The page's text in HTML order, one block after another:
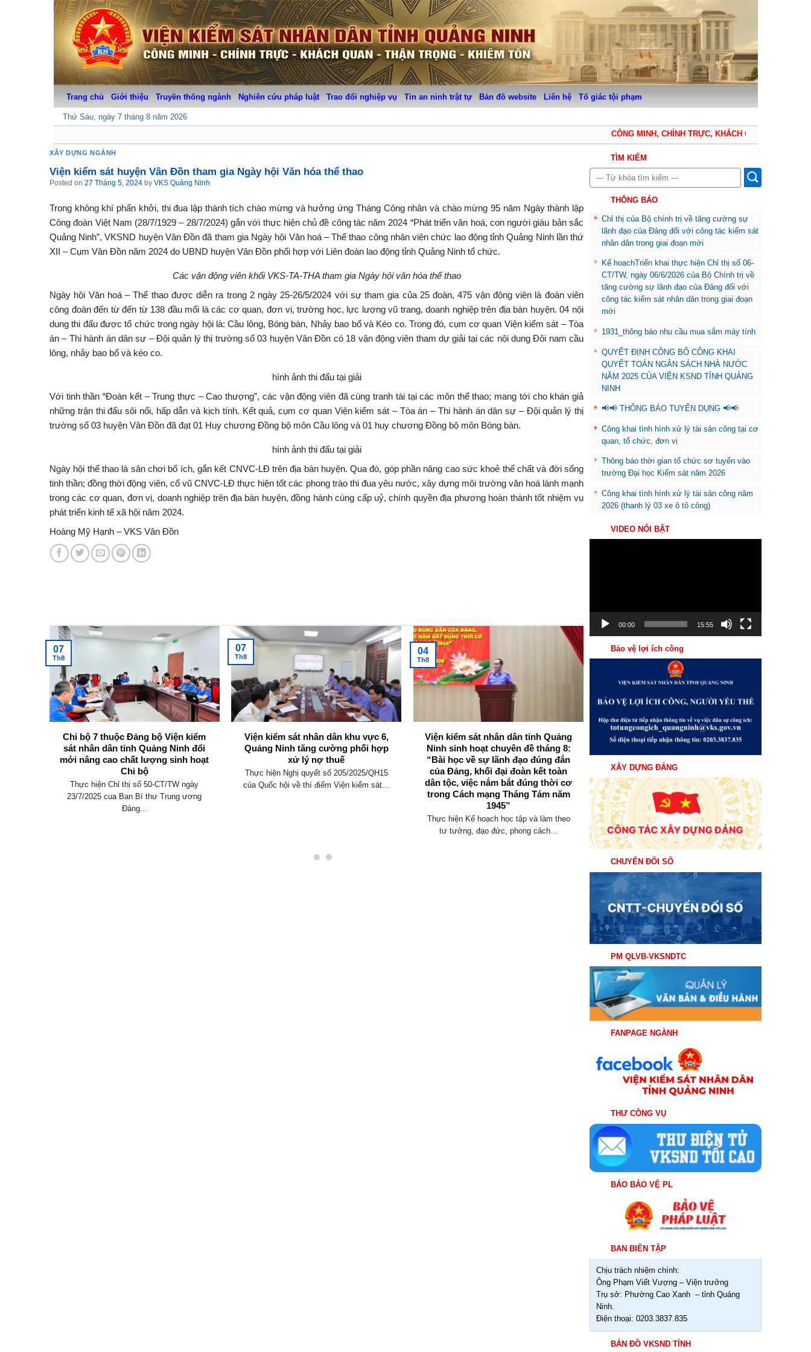
Trang chủ Giới thiệu Truyền thống ngành Nghiên cứu pháp luật Trao đổi nghiệp vụ Tin an ninh trật tự Bản đồ website Liên hệ Tố giác tội phạm
Thứ Sáu, ngày 7 tháng 8 năm 2026
CÔNG MINH, CHÍNH TRỰC, KHÁCH QUAN, THẬN
XÂY DỰNG NGÀNH
Viện kiểm sát huyện Vân Đồn tham gia Ngày hội Văn hóa thể thao
Posted on 27 Tháng 5, 2024 by VKS Quảng Ninh
Trong không khí phấn khởi, thi đua lập thành tích chào mừng và hưởng ứng Tháng Công nhân và chào mừng 95 năm Ngày thành lập
Công đoàn Việt Nam (28/7/1929 – 28/7/2024) gắn với thực hiện chủ đề công tác năm 2024 “Phát triển văn hoá, con người giàu bản sắc
Quảng Ninh”, VKSND huyện Vân Đồn đã tham gia Ngày hội Văn hoá – Thể thao công nhân viên chức lao động tỉnh Quảng Ninh lần thứ
XII – Cụm Vân Đồn năm 2024 do UBND huyện Vân Đồn phối hợp với Liên đoàn lao động tỉnh Quảng Ninh tổ chức.
Các vận động viên khối VKS-TA-THA tham gia Ngày hội văn hóa thể thao
Ngày hội Văn hoá – Thể thao được diễn ra trong 2 ngày 25-26/5/2024 với sự tham gia của 25 đoàn, 475 vận động viên là đoàn viên
công đoàn đến từ đến từ 138 đầu mối là các cơ quan, đơn vị, trường học, lực lượng vũ trang, doanh nghiệp trên địa bàn huyện. 04 nội
dung thi đấu được tổ chức trong ngày hội là: Cầu lông, Bóng bàn, Nhảy bao bố và Kéo co. Trong đó, cụm cơ quan Viện kiểm sát – Tòa
án – Thi hành án dân sự – Đội quản lý thị trường số 03 huyện Vân Đồn có 18 vận động viên tham dự giải tại các nội dung Đôi nam cầu
lông, nhảy bao bố và kéo co.
hình ảnh thi đấu tại giải
Với tinh thần “Đoàn kết – Trung thực – Cao thượng”, các vận động viên đã cùng tranh tài tại các môn thể thao; mang tới cho khán giả
những trận thi đấu sôi nổi, hấp dẫn và kịch tính. Kết quả, cụm cơ quan Viện kiểm sát – Tòa án – Thi hành án dân sự – Đội quản lý thị
trường số 03 huyện Vân Đồn đã đạt 01 Huy chương Đồng bộ môn Cầu lông và 01 huy chương Đồng bộ môn Bóng bàn.
hình ảnh thi đấu tại giải
Ngày hội thể thao là sân chơi bổ ích, gắn kết CNVC-LĐ trên địa bàn huyện. Qua đó, góp phần nâng cao sức khoẻ thể chất và đời sống
tinh thần; đồng thời động viên, cổ vũ CNVC-LĐ thực hiện tốt các phong trào thi đua yêu nước, xây dựng môi trường văn hoá lành mạnh
trong các cơ quan, đơn vị, doanh nghiệp trên địa bàn huyện, đồng hành cùng cấp uỷ, chính quyền địa phương hoàn thành tốt nhiệm vụ
phát triển kinh tế xã hội năm 2024.
Hoàng Mỹ Hạnh – VKS Vân Đồn
Chi bộ 7 thuộc Đảng bộ Viện kiểm
sát nhân dân tỉnh Quảng Ninh đổi
mới nâng cao chất lượng sinh hoạt
Chi bộ
Thực hiện Chỉ thị số 50-CT/TW ngày
23/7/2025 cua Ban Bí thư Trung ương
Đảng...
07
Th8
Viện kiểm sát nhân dân khu vực 6,
Quảng Ninh tăng cường phối hợp
xử lý nợ thuế
Thực hiện Nghị quyết số 205/2025/QH15
của Quốc hội về thí điểm Viện kiểm sát...
07
Th8
Viện kiểm sát nhân dân tỉnh Quảng
Ninh sinh hoạt chuyên đề tháng 8:
“Bài học về sự lãnh đạo đúng đắn
của Đảng, khối đại đoàn kết toàn
dân tộc, việc nắm bắt đúng thời cơ
trong Cách mạng Tháng Tám năm
1945”
Thực hiện Kế hoạch học tập và làm theo
tư tưởng, đạo đức, phong cách...
04
Th8
Viện kiểm sát nhân dân tỉnh Quảng
tháng 8/2026
Sáng ngày 03/8/2026, Viện kiểm sát nhân
dân (VKSND) tỉnh Quảng Ninh tổ chức
Hội...
Th8
TÌM KIẾM
THÔNG BÁO
Chỉ thị của Bộ chính trị về tăng cường sự
lãnh đạo của Đảng đối với công tác kiểm sát
nhân dân trong giai đoạn mới
Kế hoạchTriển khai thực hiện Chỉ thị số 06-
CT/TW, ngày 06/6/2026 của Bộ Chính trị về
tăng cường sự lãnh đạo của Đảng đối với
công tác kiểm sát nhân dân trong giai đoạn
mới
1931_thông báo nhu cầu mua sắm máy tính
QUYẾT ĐỊNH CÔNG BỐ CÔNG KHAI
QUYẾT TOÁN NGÂN SÁCH NHÀ NƯỚC
NĂM 2025 CỦA VIỆN KSND TỈNH QUẢNG
NINH
📢📢 THÔNG BÁO TUYỂN DỤNG 📢📢
Công khai tình hình xử lý tài sản công tại cơ
quan, tổ chức, đơn vị
Thông báo thời gian tổ chức sơ tuyển vào
trường Đại học Kiểm sát năm 2026
Công khai tình hình xử lý tài sản công năm
2026 (thanh lý 03 xe ô tô công)
VIDEO NỔI BẬT
00:00 15:55
Bảo vệ lợi ích công
XÂY DỰNG ĐẢNG
CHUYỂN ĐỔI SỐ
PM QLVB-VKSNDTC
FANPAGE NGÀNH
THƯ CÔNG VỤ
BÁO BẢO VỆ PL
BAN BIÊN TẬP
Chịu trách nhiệm chính:
Ông Phạm Viết Vượng – Viện trưởng
Trụ sở: Phường Cao Xanh – tỉnh Quảng
Ninh.
Điện thoại: 0203.3837.835
BẢN ĐỒ VKSND TỈNH